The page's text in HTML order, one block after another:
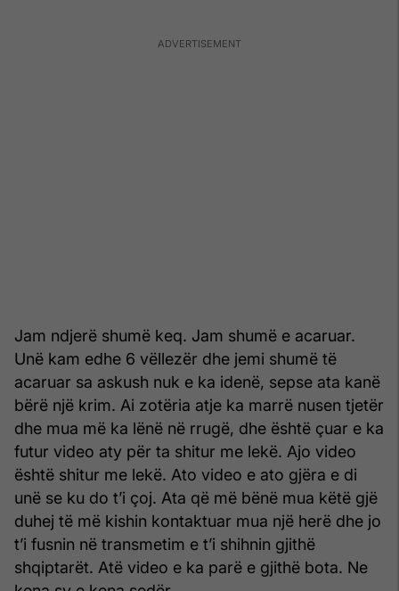
Jam ndjerë shumë keq. Jam shumë e acaruar.
Unë kam edhe 6 vëllezër dhe jemi shumë të
acaruar sa askush nuk e ka idenë, sepse ata kanë
bërë një krim. Ai zotëria atje ka marrë nusen tjetër
dhe mua më ka lënë në rrugë, dhe është çuar e ka
futur video aty për ta shitur me lekë. Ajo video
është shitur me lekë. Ato video e ato gjëra e di
unë se ku do t’i çoj. Ata që më bënë mua këtë gjë
duhej të më kishin kontaktuar mua një herë dhe jo
t’i fusnin në transmetim e t’i shihnin gjithë
shqiptarët. Atë video e ka parë e gjithë bota. Ne